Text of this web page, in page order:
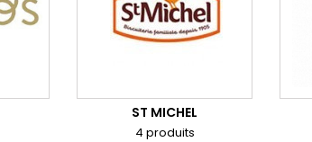
ST MICHEL
4 produits